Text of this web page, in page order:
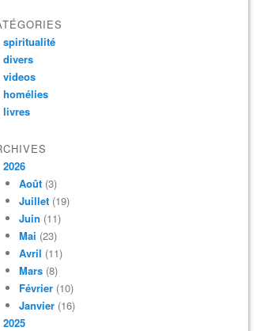
spiritualité
divers
videos
homélies
livres
2026
Août (3)
Juillet (19)
Juin (11)
Mai (23)
Avril (11)
Mars (8)
Février (10)
Janvier (16)
2025